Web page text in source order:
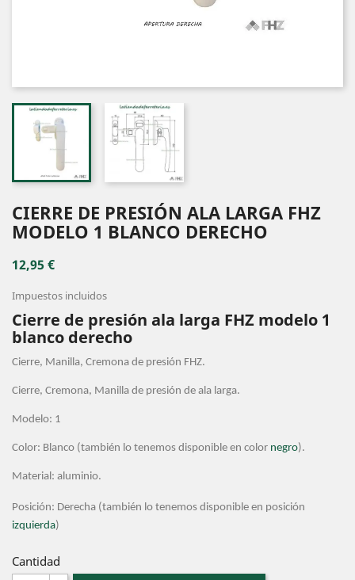
CIERRE DE PRESIÓN ALA LARGA FHZ
MODELO 1 BLANCO DERECHO
12,95 €
Impuestos incluidos
Cierre de presión ala larga FHZ modelo 1
blanco derecho
Cierre, Manilla, Cremona de presión FHZ.
Cierre, Cremona, Manilla de presión de ala larga.
Modelo: 1
Color: Blanco (también lo tenemos disponible en color negro).
Material: aluminio.
Posición: Derecha (también lo tenemos disponible en posición
izquierda)
Cantidad